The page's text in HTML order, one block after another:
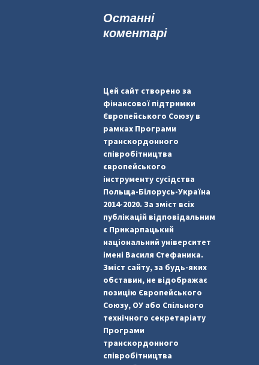
:Останні
коментарі
Цей сайт створено за
фінансової підтримки
Європейського Союзу в
рамках Програми
транскордонного
співробітництва
європейського
інструменту сусідства
Польща-Білорусь-Україна
2014-2020. За зміст всіх
публікацій відповідальним
є Прикарпацький
національний університет
імені Василя Стефаника.
Зміст сайту, за будь-яких
обставин, не відображає
позицію Європейського
Союзу, ОУ або Спільного
технічного секретаріату
Програми
транскордонного
співробітництва